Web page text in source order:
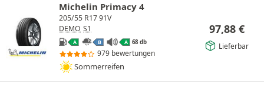
Michelin Primacy 4
205/55 R17 91V
DEMO S1
A B A 68 db
979 bewertungen
Sommerreifen
97,88 €
Lieferbar